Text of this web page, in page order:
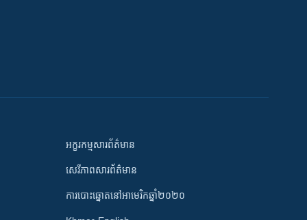
អក្ខរកម្មសារព័ត៌មាន
សេរីភាពសារព័ត៌មាន
ការបោះឆ្នោតនៅអាមេរិកឆ្នាំ២០២០